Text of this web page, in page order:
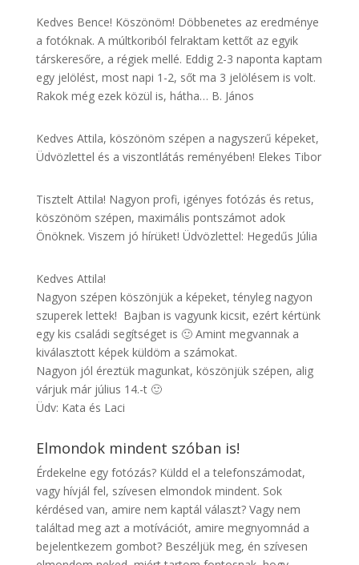
Kedves Bence! Köszönöm! Döbbenetes az eredménye
a fotóknak. A múltkoriból felraktam kettőt az egyik
társkeresőre, a régiek mellé. Eddig 2-3 naponta kaptam
egy jelölést, most napi 1-2, sőt ma 3 jelölésem is volt.
Rakok még ezek közül is, hátha… B. János
Kedves Attila, köszönöm szépen a nagyszerű képeket,
Üdvözlettel és a viszontlátás reményében! Elekes Tibor
Tisztelt Attila! Nagyon profi, igényes fotózás és retus,
köszönöm szépen, maximális pontszámot adok
Önöknek. Viszem jó hírüket! Üdvözlettel: Hegedűs Júlia
Kedves Attila!
Nagyon szépen köszönjük a képeket, tényleg nagyon
szuperek lettek! Bajban is vagyunk kicsit, ezért kértünk
egy kis családi segítséget is 🙂 Amint megvannak a
kiválasztott képek küldöm a számokat.
Nagyon jól éreztük magunkat, köszönjük szépen, alig
várjuk már július 14.-t 🙂
Üdv: Kata és Laci
Elmondok mindent szóban is!
Érdekelne egy fotózás? Küldd el a telefonszámodat,
vagy hívjál fel, szívesen elmondok mindent. Sok
kérdésed van, amire nem kaptál választ? Vagy nem
találtad meg azt a motívációt, amire megnyomnád a
bejelentkezem gombot? Beszéljük meg, én szívesen